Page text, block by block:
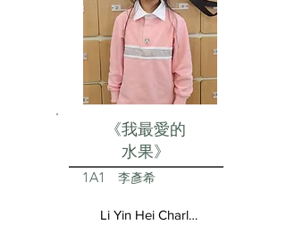
《我最愛的
水果》
1A1 李彥希
Li Yin Hei Charlotte